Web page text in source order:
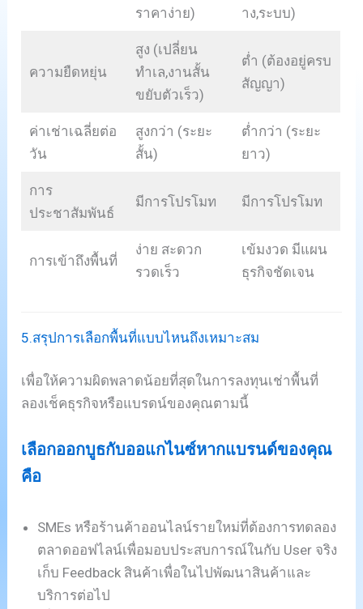
ราคาง่าย)
าง,ระบบ)
ความยืดหยุ่น
สูง (เปลี่ยน
ทำเล,งานสั้น
ขยับตัวเร็ว)
ต่ำ (ต้องอยู่ครบ
สัญญา)
ค่าเช่าเฉลี่ยต่อ
วัน
สูงกว่า (ระยะ
สั้น)
ต่ำกว่า (ระยะ
ยาว)
การ
ประชาสัมพันธ์
มีการโปรโมท มีการโปรโมท
การเข้าถึงพื้นที่
ง่าย สะดวก
รวดเร็ว
เข้มงวด มีแผน
ธุรกิจชัดเจน
5.สรุปการเลือกพื้นที่แบบไหนถึงเหมาะสม
เพื่อให้ความผิดพลาดน้อยที่สุดในการลงทุนเช่าพื้นที่
ลองเช็คธุรกิจหรือแบรดน์ของคุณตามนี้
เลือกออกบูธกับออแกไนซ์หากแบรนด์ของคุณ
คือ
SMEs หรือร้านค้าออนไลน์รายใหม่ที่ต้องการทดลอง
ตลาดออฟไลน์เพื่อมอบประสบการณ์ในกับ User จริง
เก็บ Feedback สินค้าเพื่อในไปพัฒนาสินค้าและ
บริการต่อไป